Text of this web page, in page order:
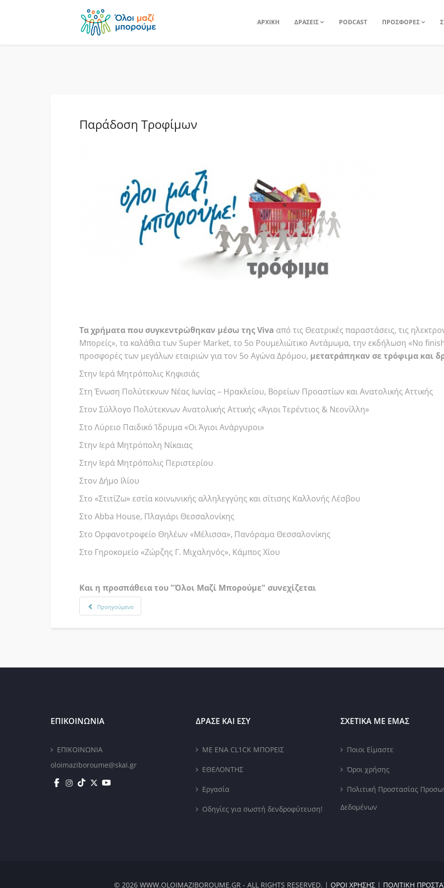
ΑΡΧΙΚΗ ΔΡΑΣΕΙΣ PODCAST ΠΡΟΣΦΟΡΕΣ
Παράδοση Τροφίμων
Τα χρήματα που συγκεντρώθηκαν μέσω της Viva από τις Θεατρικές παραστάσεις, τις
Μπορείς», τα καλάθια των Super Market, το 5ο Ρουμελιώτικο Αντάμωμα, την εκδήλωση «No
προσφορές των μεγάλων εταιριών για τον 5ο Αγώνα Δρόμου, μετατράπηκαν σε τρόφιμα και
Στην Ιερά Μητρόπολις Κηφισιάς
Στη Ένωση Πολύτεκνων Νέας Ιωνίας – Ηρακλείου, Βορείων Προαστίων και Ανατολικής Αττικής
Στον Σύλλογο Πολύτεκνων Ανατολικής Αττικής «Άγιοι Τερέντιος & Νεονίλλη»
Στο Λύρειο Παιδικό Ίδρυμα «Οι Άγιοι Ανάργυροι»
Στην Ιερά Μητρόπολη Νίκαιας
Στην Ιερά Μητρόπολις Περιστερίου
Στον Δήμο Ιλίου
Στο «ΣτιτίΖω» εστία κοινωνικής αλληλεγγύης και σίτισης Καλλονής Λέσβου
Στο Abba House, Πλαγιάρι Θεσσαλονίκης
Στο Ορφανοτροφείο Θηλέων «Μέλισσα», Πανόραμα Θεσσαλονίκης
Στο Γηροκομείο «Ζώρζης Γ. Μιχαληνός», Κάμπος Χίου
Και η προσπάθεια του "Όλοι Μαζί Μπορούμε" συνεχίζεται
Προηγούμενο
ΕΠΙΚΟΙΝΩΝΙΑ
ΕΠΙΚΟΙΝΩΝΙΑ
oloimaziboroume@skai.gr
ΔΡΑΣΕ ΚΑΙ ΕΣΥ
ΜΕ ΕΝΑ CL1CK ΜΠΟΡΕΙΣ
ΕΘΕΛΟΝΤΗΣ
Εργασία
Οδηγίες για σωστή δενδροφύτευση!
ΣΧΕΤΙΚΑ ΜΕ ΕΜΑΣ
Ποιοι Είμαστε
Όροι χρήσης
Πολιτική Προστασίας
Δεδομένων
© 2026 WWW.OLOIMAZIBOROUME.GR - ALL RIGHTS RESERVED. | ΌΡΟΙ ΧΡΉΣΗΣ | ΠΟΛΙΤΙΚΉ